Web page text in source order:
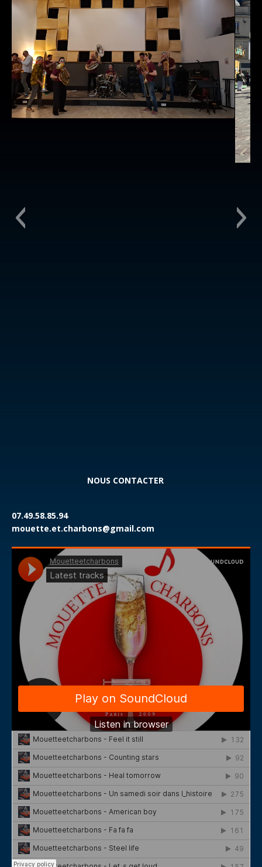
NOUS CONTACTER
07.49.58.85.94
mouette.et.charbons@gmail.com